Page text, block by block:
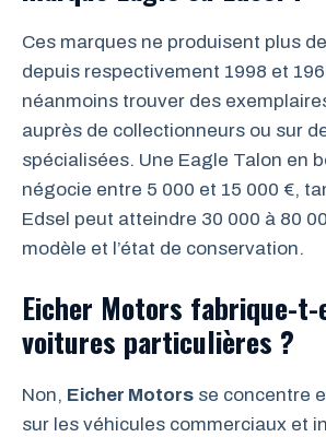
Ces marques ne produisent plus
depuis respectivement 1998 et
néanmoins trouver des
auprès de collectionneurs ou sur
spécialisées. Une Eagle Talon en
négocie entre 5 000 et 15 000 €,
Edsel peut atteindre 30 000 à 80
modèle et l’état de conservation.
Eicher Motors fabrique-
voitures particulières ?
Non, Eicher Motors se concentre
sur les véhicules commerciaux et